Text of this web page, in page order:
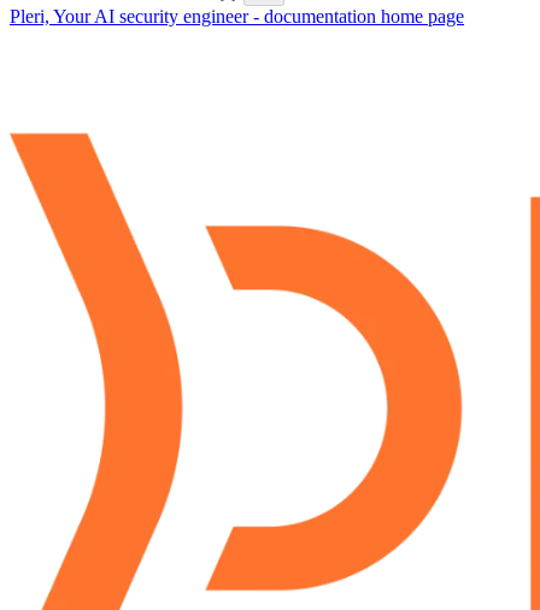
Pleri, Your AI security engineer - documentation home page